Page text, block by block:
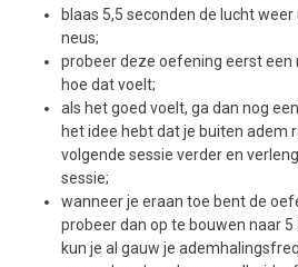
blaas 5,5 seconden de lucht
neus;
probeer deze oefening eerst een
hoe dat voelt;
als het goed voelt, ga dan nog
het idee hebt dat je buiten adem
volgende sessie verder en
sessie;
wanneer je eraan toe bent de
probeer dan op te bouwen naar
kun je al gauw je